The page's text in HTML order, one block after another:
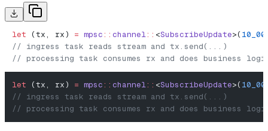
let (tx, rx) = mpsc:: channel:: <SubscribeUpdate>(
// ingress task reads stream and tx.send(...)
// processing task consumes rx and does business
let (tx, rx) = mpsc:: channel:: <SubscribeUpdate>(
// ingress task reads stream and tx.send(...)
// processing task consumes rx and does business